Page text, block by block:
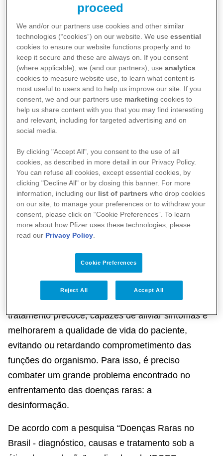
Brasileira de Doenças Raras, são consideradas
raras as doenças que afetam menos de 65 pessoas
entre 100 mil indivíduos1, mas, quando observados
em âmbito global, os números ganham proporções
expressivas, afetando a vida de mais de 300
milhões de pessoas - 13 milhões delas brasileiras².
Estima-se que existam entre seis e oito mil doenças
raras no mundo, 85% delas decorrentes de fatores
infecciosas, imunológicas3, o que reforça a
importância do incentivo à investigação sobre a
hereditariedade familiar e sobre sintomas que
podem parecer comuns, mas apresentam
progressões contínuas.
Degenerativas, crônicas, progressivas e
incapacitantes, grande parte das doenças raras
ainda não possui cura e pode, até mesmo, levar o
paciente à morte. Mas esse cenário pode ser
transformado por meio do diagnóstico e o
tratamento precoce, capazes de aliviar sintomas e
melhorarem a qualidade de vida do paciente,
evitando ou retardando comprometimento das
funções do organismo. Para isso, é preciso
combater um grande problema encontrado no
enfrentamento das doenças raras: a
desinformação.
De acordo com a pesquisa “Doenças Raras no
Brasil - diagnóstico, causas e tratamento sob a
proceed
We and/or our partners use cookies and other similar
technologies (“cookies”) on our website. We useessential
cookies to ensure our website functions properly and to
keep it secure and these are always on. If you consent
(where applicable), we (and our partners), useanalytics
cookies to measure website use, to learn what content is
most useful to users and to help us improve our site. If you
consent, we and our partners use marketing cookies to
help us share content with you that you may find interesting
and relevant, including for targeted advertising and on
social media.
By clicking "Accept All", you consent to the use of all
cookies, as described in more detail in our Privacy Policy.
You can refuse all cookies, except essential cookies, by
clicking "Decline All" or by closing this banner. For more
information, including our list of partners who drop cookies
on our site, to manage your preferences or to withdraw your
consent, please click on “Cookie Preferences”. To learn
more about how Pfizer uses these technologies, please
read our Privacy Policy.
Cookie Preferences
Reject All Accept All